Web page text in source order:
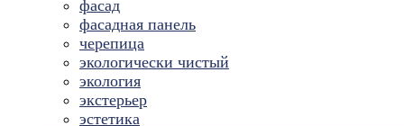
фасад
фасадная панель
черепица
экологически чистый
экология
экстерьер
эстетика